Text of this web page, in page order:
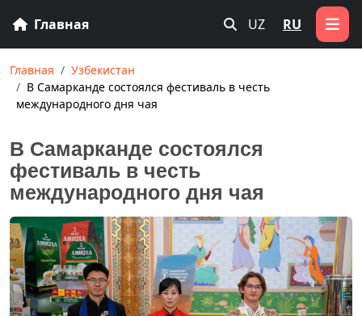
Главная UZ RU
Главная
Узбекистан
В Самарканде состоялся фестиваль в честь
международного дня чая
В Самарканде состоялся
фестиваль в честь
международного дня чая